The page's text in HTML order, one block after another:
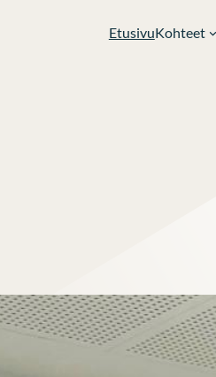
EtusivuKohteet